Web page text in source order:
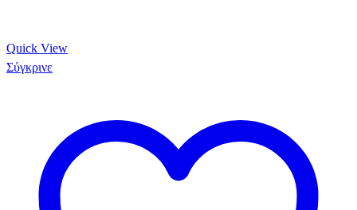
Quick View
Σύγκρινε